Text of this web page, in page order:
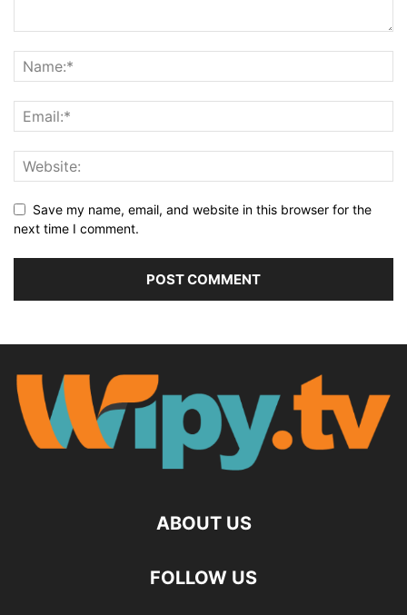
Save my name, email, and website in this browser for the
next time I comment.
ABOUT US
FOLLOW US